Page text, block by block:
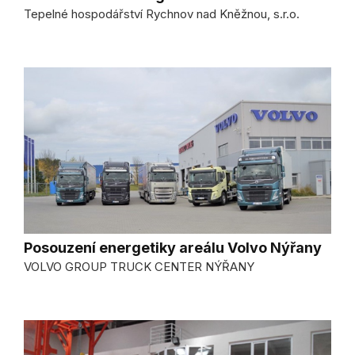
Tepelné hospodářství Rychnov nad Kněžnou, s.r.o.
Posouzení energetiky areálu Volvo Nýřany
VOLVO GROUP TRUCK CENTER NÝŘANY